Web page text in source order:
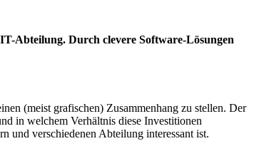
Abteilung. Durch clevere Software-Lösungen
(meist grafischen) Zusammenhang zu stellen. Der
in welchem Verhältnis diese Investitionen
und verschiedenen Abteilung interessant ist.